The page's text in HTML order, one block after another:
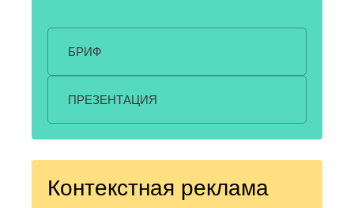
Волжский
Дербент
П
Пенза
Первоуральск
Петрозаводск
Р
БРИФ
ПРЕЗЕНТАЦИЯ
Контекстная реклама